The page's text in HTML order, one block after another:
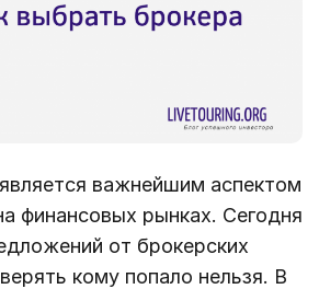
важнейшим аспектом
финансовых рынках. Сегодня
от брокерских
кому попало нельзя. В